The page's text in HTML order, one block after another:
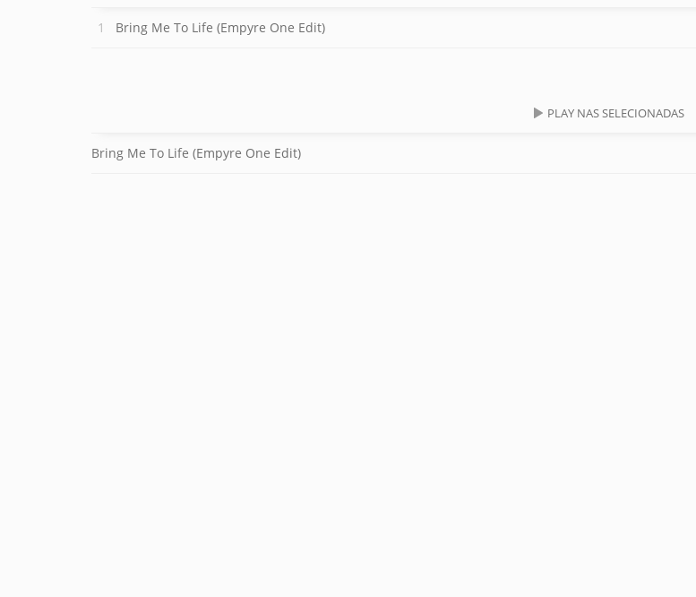
Bring Me To Life (Empyre One Edit)
PLAY NAS SELECIONADAS
Bring Me To Life (Empyre One Edit)